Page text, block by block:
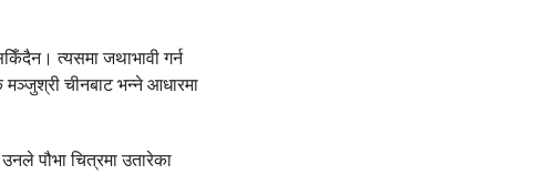
त्यसमा जथाभावी गर्न
चीनबाट भन्ने आधारमा
पौभा चित्रमा उतारेका